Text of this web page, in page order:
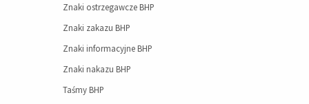
Znaki ostrzegawcze BHP
Znaki zakazu BHP
Znaki informacyjne BHP
Znaki nakazu BHP
Taśmy BHP